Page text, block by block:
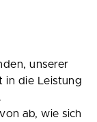
unserer
in die Leistung
ab, wie sich